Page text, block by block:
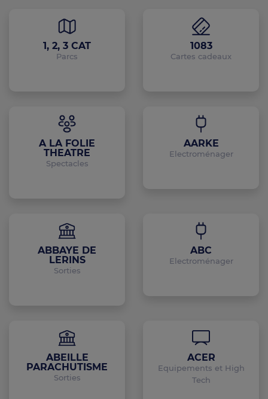
1, 2, 3 CAT
Parcs
1083
Cartes cadeaux
A LA FOLIE
THEATRE
Spectacles
AARKE
Electroménager
ABBAYE DE
LERINS
Sorties
ABC
Electroménager
ABEILLE
PARACHUTISME
Sorties
ACER
Equipements et High
Tech